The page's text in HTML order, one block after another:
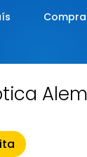
Compra